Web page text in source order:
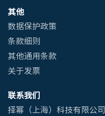
其他
数据保护政策
条款细则
其他通用条款
关于发票
联系我们
择幂（上海）科技有限公司